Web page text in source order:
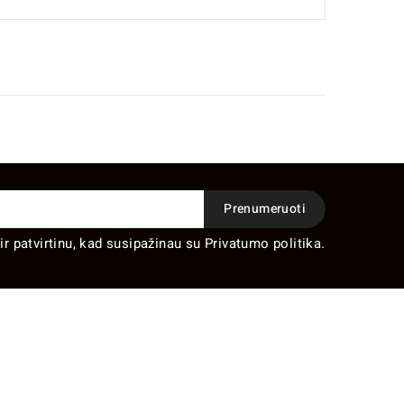
patvirtinu, kad susipažinau su Privatumo politika.